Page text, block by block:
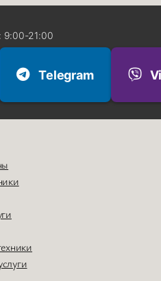
9:00-21:00
Telegram